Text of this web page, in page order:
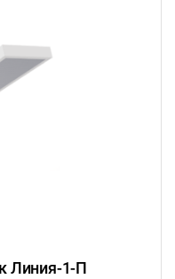
Линия-1-П